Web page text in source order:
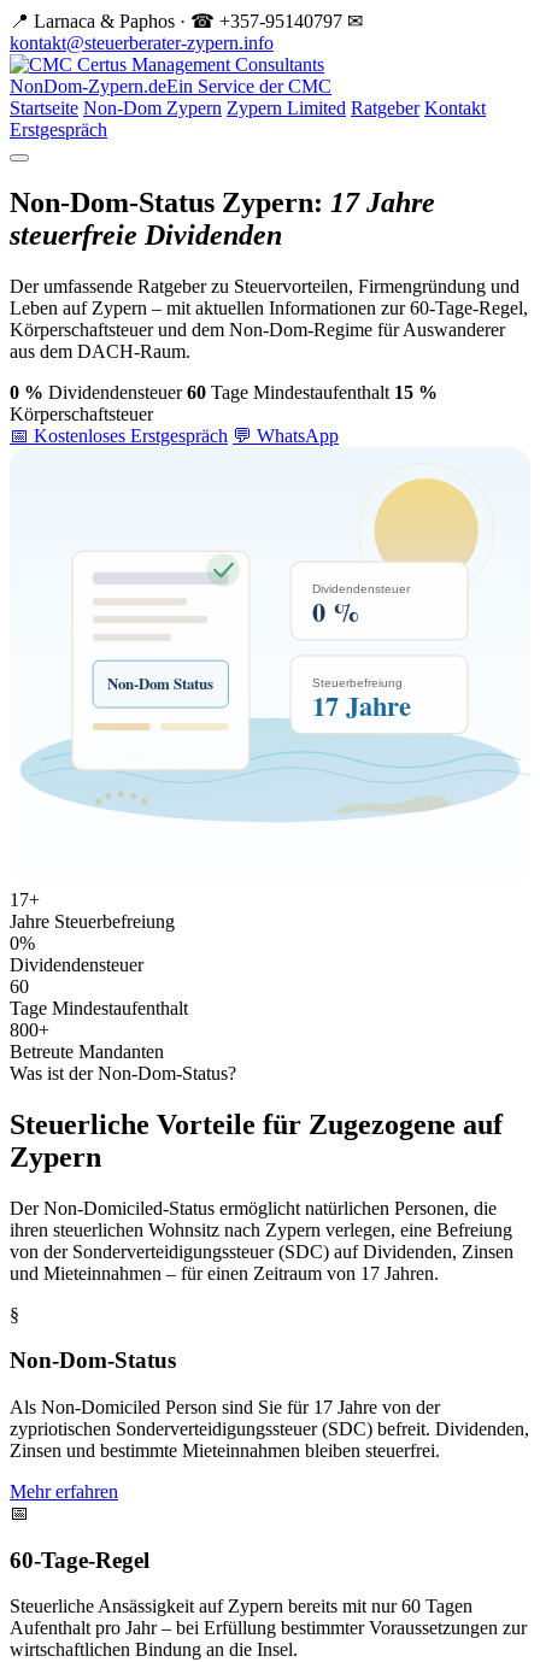
📍 Larnaca & Paphos · ☎ +357-95140797 ✉
kontakt@steuerberater-zypern.info
NonDom-Zypern.deEin Service der CMC
Startseite Non-Dom Zypern Zypern Limited Ratgeber Kontakt
Erstgespräch
Non-Dom-Status Zypern: 17 Jahre
steuerfreie Dividenden
Der umfassende Ratgeber zu Steuervorteilen, Firmengründung und
Leben auf Zypern – mit aktuellen Informationen zur 60-Tage-Regel,
Körperschaftsteuer und dem Non-Dom-Regime für Auswanderer
aus dem DACH-Raum.
0 % Dividendensteuer 60 Tage Mindestaufenthalt 15 %
Körperschaftsteuer
📅 Kostenloses Erstgespräch 💬 WhatsApp
Non-Dom Status
Dividendensteuer
0 %
Steuerbefreiung
17 Jahre
17+
Jahre Steuerbefreiung
0%
Dividendensteuer
60
Tage Mindestaufenthalt
800+
Betreute Mandanten
Was ist der Non-Dom-Status?
Steuerliche Vorteile für Zugezogene auf
Zypern
Der Non-Domiciled-Status ermöglicht natürlichen Personen, die
ihren steuerlichen Wohnsitz nach Zypern verlegen, eine Befreiung
von der Sonderverteidigungssteuer (SDC) auf Dividenden, Zinsen
und Mieteinnahmen – für einen Zeitraum von 17 Jahren.
§
Non-Dom-Status
Als Non-Domiciled Person sind Sie für 17 Jahre von der
zypriotischen Sonderverteidigungssteuer (SDC) befreit. Dividenden,
Zinsen und bestimmte Mieteinnahmen bleiben steuerfrei.
Mehr erfahren
📅
60-Tage-Regel
Steuerliche Ansässigkeit auf Zypern bereits mit nur 60 Tagen
Aufenthalt pro Jahr – bei Erfüllung bestimmter Voraussetzungen zur
wirtschaftlichen Bindung an die Insel.